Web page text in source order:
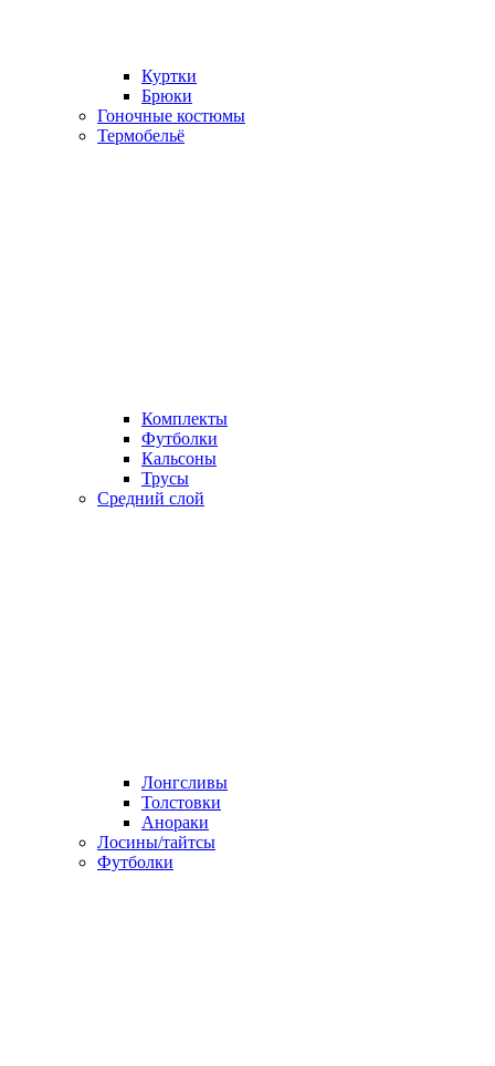
Куртки
Брюки
Гоночные костюмы
Термобельё
Комплекты
Футболки
Кальсоны
Трусы
Средний слой
Лонгсливы
Толстовки
Анораки
Лосины/тайтсы
Футболки